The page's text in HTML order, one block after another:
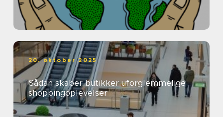
20. oktober 2025
Sådan skaber butikker uforglemmelige
shoppingoplevelser